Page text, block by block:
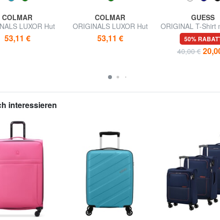
COLMAR
LUXOR Hut
53,11 €
COLMAR
ORIGINALS LUXOR Hut
53,11 €
GUESS
ORIGINAL T-Shirt
50%
40,00 €
interessieren